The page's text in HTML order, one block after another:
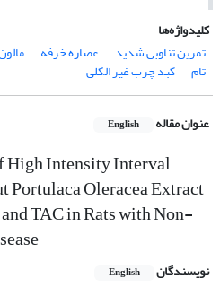
کلیدواژه‌ها
تمرین تناوبی شدید
عصاره خرفه
تام کبد چرب غیر الکلی
عنوان مقاله English
High Intensity Interval
Oleracea Extract
TAC in Rats with Non-
نویسندگان English